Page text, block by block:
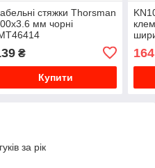
стяжки Thorsman
мм чорні
₴
Купити
за рік